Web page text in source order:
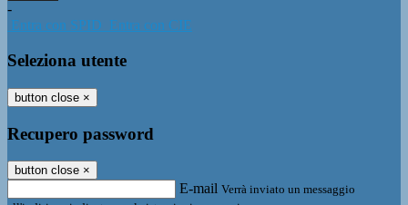
-
Entra con SPID Entra con CIE
Seleziona utente
button close ×
Recupero password
button close ×
E-mail Verrà inviato un messaggio